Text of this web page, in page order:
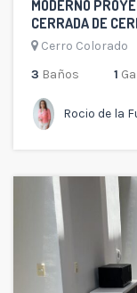
MODERNO
CERRADA DE
Cerro Colorado
3 Baños 1
Rocio de la